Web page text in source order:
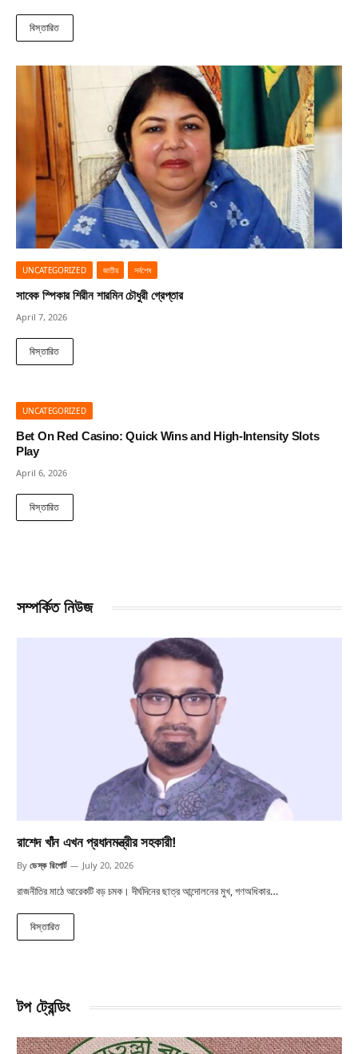
বিস্তারিত
UNCATEGORIZED জাতীয় সর্বশেষ
সাবেক স্পিকার শিরীন শারমিন চৌধুরী গ্রেপ্তার
April 7, 2026
বিস্তারিত
UNCATEGORIZED
Bet On Red Casino: Quick Wins and High‑Intensity Slots
Play
April 6, 2026
বিস্তারিত
সম্পর্কিত নিউজ
রাশেদ খাঁন এখন প্রধানমন্ত্রীর সহকারী!
By ডেস্ক রিপোর্ট July 20, 2026
রাজনীতির মাঠে আরেকটি বড় চমক। দীর্ঘদিনের ছাত্র আন্দোলনের মুখ, গণঅধিকার…
বিস্তারিত
টপ ট্রেন্ডিং